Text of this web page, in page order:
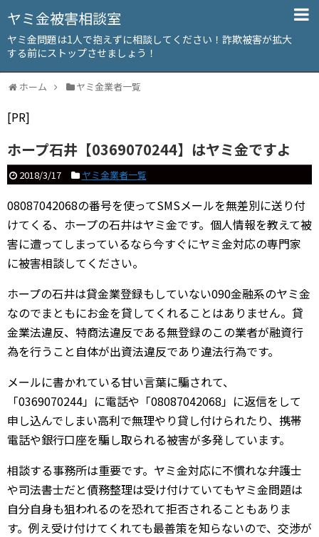
ヤミ金被害相談室
ヤミ金問題は1人で抱えずに相談してください！詐欺被害が拡大
する前にストップさせましょう！
ホーム ヤミ金業者一覧
[PR]
ホープ石井【0369070244】はヤミ金ですよ
2018/3/17 ヤミ金業者一覧
08087042068の番号を使ってSMSメールを無差別に送り付
けてくる、ホープの石井はヤミ金です。個人情報を教えて被
害に遭ってしまっているなら今すぐにヤミ金対応の専門家
に被害相談してください。
ホープの石井は貸金業登録もしていない090金融系のヤミ金
なのでまともにお金を貸してくれることはありません。貸
金業法違反、特商法違反である無登録のこの業者が融資行
為を行うこと自体が出資法違反であり違法行為です。
メールに書かれている甘い言葉に騙されて、
「0369070244」に電話や「08087042068」に返信をして
申し込んでしまい高利で無理やり貸し付けられたり、携帯
電話や銀行口座を騙し取られる被害が多発しています。
相談する事務所は重要です。ヤミ金対応に不慣れな弁護士
や司法書士だと債務整理は受け付けていてもヤミ金問題は
自分自身も狙われるのを恐れて拒否されることもありま
す。例え受け付けてくれても最善策を知らないので、交渉が